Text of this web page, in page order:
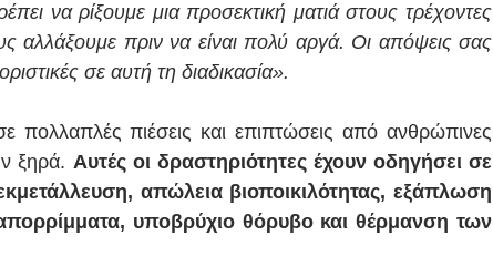
να ρίξουμε μια προσεκτική ματιά στους τρέχοντες
αλλάξουμε πριν να είναι πολύ αργά. Οι απόψεις σας
σε αυτή τη διαδικασία».
πολλαπλές πιέσεις και επιπτώσεις από ανθρώπινες
ξηρά. Αυτές οι δραστηριότητες έχουν οδηγήσει σε
απώλεια βιοποικιλότητας, εξάπλωση
υποβρύχιο θόρυβο και θέρμανση των